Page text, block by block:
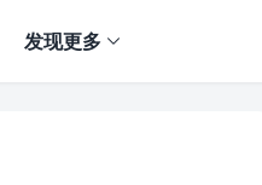
发现更多